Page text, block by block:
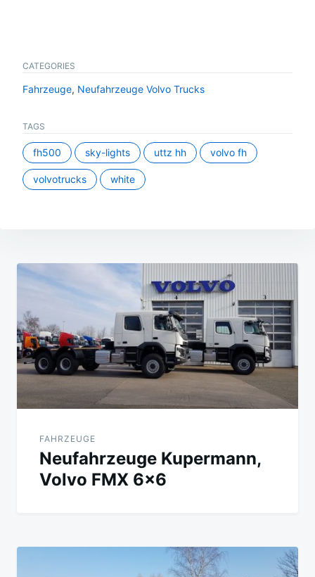
CATEGORIES
Fahrzeuge, Neufahrzeuge Volvo Trucks
TAGS
fh500 sky-lights uttz hh volvo fh
volvotrucks white
Beitragsnavigation
FAHRZEUGE
Neufahrzeuge Kupermann,
Volvo FMX 6×6